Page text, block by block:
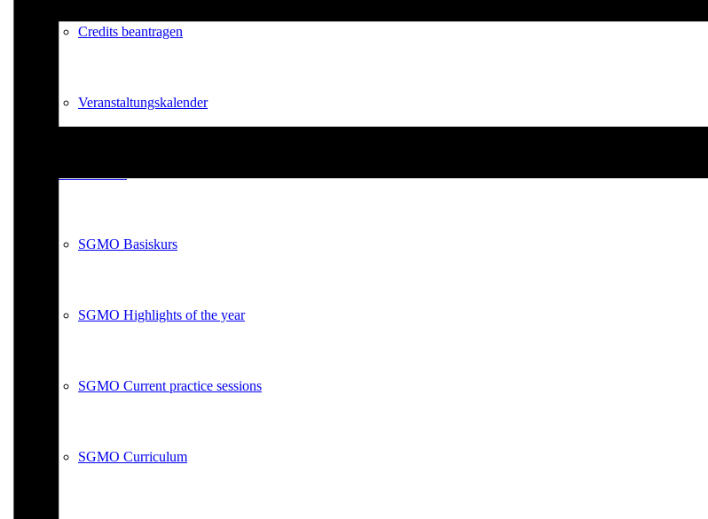
Credits beantragen
Veranstaltungskalender
SGMO Basiskurs
SGMO Highlights of the year
SGMO Current practice sessions
SGMO Curriculum